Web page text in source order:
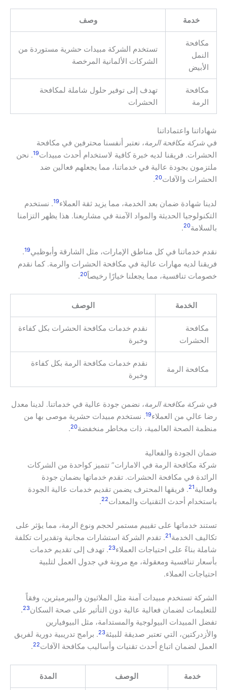
خدمة وصف
مكافحة
النمل
الأبيض
تستخدم الشركة مبيدات حشرية مستوردة من
الشركات الألمانية المرخصة
مكافحة
الرمة
تهدف إلى توفير حلول شاملة لمكافحة
الحشرات
شهاداتنا واعتماداتنا
في شركة مكافحة الرمة، نعتبر أنفسنا محترفين في مكافحة
الحشرات. فريقنا لديه خبرة كافية لاستخدام أحدث مبيدات19. نحن
ملتزمون بجودة عالية في خدماتنا، مما يجعلهم فعالين ضد
الحشرات والآفات20
.
لدينا شهادة ضمان بعد الخدمة، مما يزيد ثقة العملاء19. نستخدم
التكنولوجيا الحديثة والمواد الآمنة في مشاريعنا. هذا يظهر التزامنا
بالسلامة20
.
نقدم خدماتنا في كل مناطق الإمارات، مثل الشارقة وأبوظبي19
.
فريقنا لديه مهارات عالية في مكافحة الحشرات والرمة. كما نقدم
خصومات تنافسية، مما يجعلنا خيارًا رخيصاً20
.
الخدمة الوصف
مكافحة
الحشرات
نقدم خدمات مكافحة الحشرات بكل كفاءة
وخبرة
مكافحة الرمة
نقدم خدمات مكافحة الرمة بكل كفاءة
وخبرة
في شركة مكافحة الرمة، نضمن جودة عالية في خدماتنا. لدينا معدل
رضا عالي من العملاء19. نستخدم مبيدات حشرية موصى بها من
منظمة الصحة العالمية، ذات مخاطر منخفضة20
.
ضمان الجودة والفعالية
شركة مكافحة الرمة في الامارات” تتميز كواحدة من الشركات
الرائدة في مكافحة الحشرات. تقدم خدماتها بضمان جودة
وفعالية21. فريقها المحترف يضمن تقديم خدمات عالية الجودة
باستخدام أحدث التقنيات والمعدات22
.
تستند خدماتها على تقييم مستمر لحجم ونوع الرمة، مما يؤثر على
تكاليف الخدمة21. تقدم الشركة استشارات مجانية وتقديرات تكلفة
شاملة بناءً على احتياجات العملاء23. تهدف إلى تقديم خدمات
بأسعار تنافسية ومعقولة، مع مرونة في جدول العمل لتلبية
احتياجات العملاء.
الشركة تستخدم مبيدات آمنة مثل الملاثيون والبيرميثرين، وفقاً
للتعليمات لضمان فعالية عالية دون التأثير على صحة السكان23
.
تفضل المبيدات البيولوجية والمستدامة، مثل البيوفيارين
والأزدركتين، التي تعتبر صديقة للبيئة23. برامج تدريبية دورية لفريق
العمل لضمان اتباع أحدث تقنيات وأساليب مكافحة الآفات22
.
خدمة الوصف المدة